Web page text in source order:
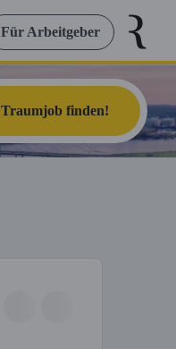
Für Arbeitgeber
Traumjob finden!